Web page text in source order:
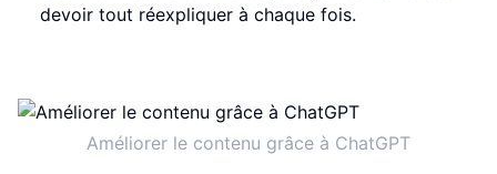
devoir tout réexpliquer à chaque fois.
Améliorer le contenu grâce à ChatGPT